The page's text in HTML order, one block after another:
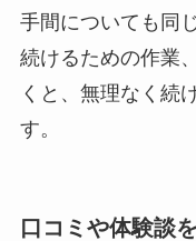
手間についても同
続けるための作業
くと、無理なく続
す。
口コミや体験談